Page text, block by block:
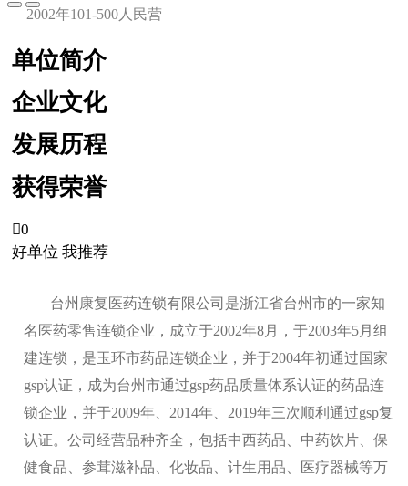
2002年101-500人 民营
单位简介
企业文化
发展历程
获得荣誉
0
好单位 我推荐
台州康复医药连锁有限公司是浙江省台州市的一家知
名医药零售连锁企业，成立于2002年8月，于2003年5月组
建连锁，是玉环市药品连锁企业，并于2004年初通过国家
gsp认证，成为台州市通过gsp药品质量体系认证的药品连
锁企业，并于2009年、2014年、2019年三次顺利通过gsp复
认证。公司经营品种齐全，包括中西药品、中药饮片、保
健食品、参茸滋补品、化妆品、计生用品、医疗器械等万